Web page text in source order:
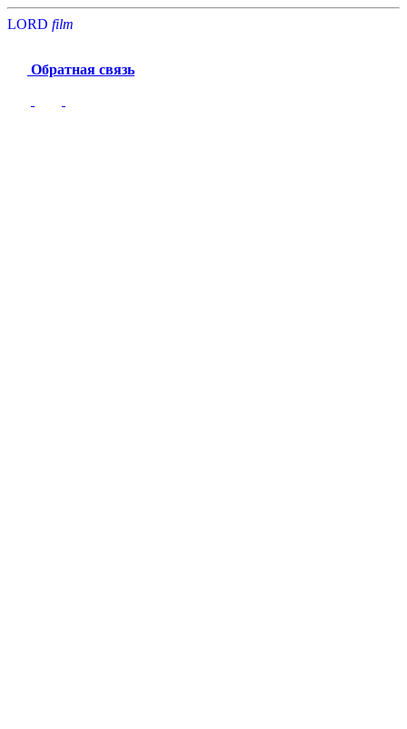
LORD film
Обратная связь